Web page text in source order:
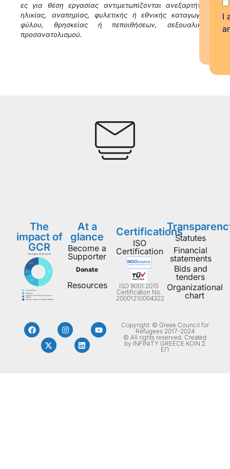
ες για θέση εργασίας αντιμετωπίζονται ανεξαρτήτως
ηλικίας, αναπηρίας, φυλετικής ή εθνικής καταγωγής,
φύλου, θρησκείας ή πεποιθήσεων, σεξουαλικού
προσανατολισμού.
I
The
impact of
GCR
At a
glance
Become a
Supporter
Donate
Resources
Certifications
ISO
Certification
ISO 9001:2015
Certification No.
20001210004322
Statutes
Financial
statements
Bids and
tenders
Organizational
chart
Copyright: © Greek Council for
Refugees 2017-2024
© All rights reserved. Created
by INFINITY GREECE ΚΟΙΝ Σ
ΕΠ